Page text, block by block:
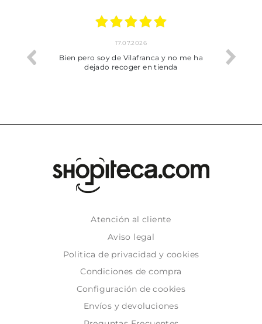
trobat
17.07.2026
Bien pero soy de Vilafranca y no me ha
dejado recoger en tienda
Atención al cliente
Aviso legal
Politica de privacidad y cookies
Condiciones de compra
Configuración de cookies
Envíos y devoluciones